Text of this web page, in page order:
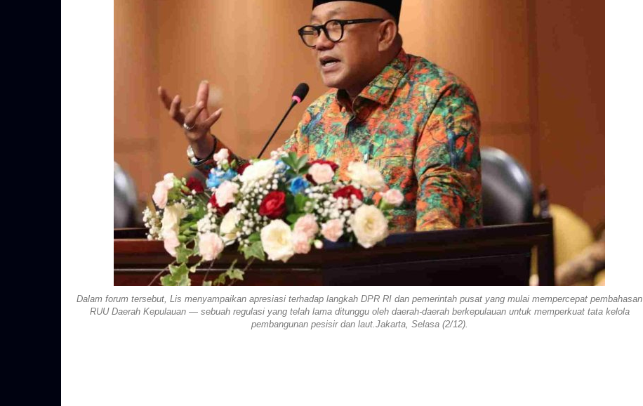
Dalam forum tersebut, Lis menyampaikan apresiasi terhadap langkah DPR RI dan pemerintah pusat yang mulai mempercepat pembahasan
RUU Daerah Kepulauan — sebuah regulasi yang telah lama ditunggu oleh daerah-daerah berkepulauan untuk memperkuat tata kelola
pembangunan pesisir dan laut.Jakarta, Selasa (2/12).